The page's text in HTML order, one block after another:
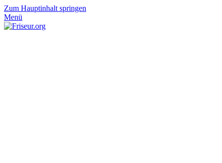
Zum Hauptinhalt springen
Menü